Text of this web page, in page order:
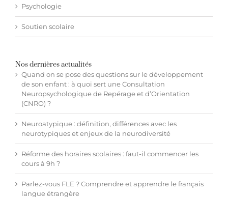
Psychologie
Soutien scolaire
Nos dernières actualités
Quand on se pose des questions sur le développement
de son enfant : à quoi sert une Consultation
Neuropsychologique de Repérage et d’Orientation
(CNRO) ?
Neuroatypique : définition, différences avec les
neurotypiques et enjeux de la neurodiversité
Réforme des horaires scolaires : faut-il commencer les
cours à 9h ?
Parlez-vous FLE ? Comprendre et apprendre le français
langue étrangère